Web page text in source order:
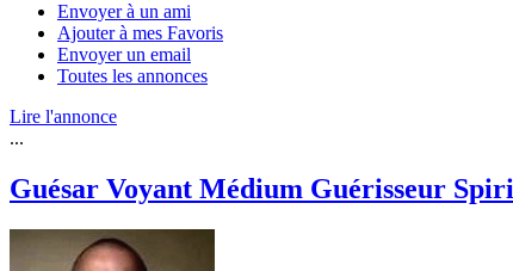
Envoyer à un ami
Ajouter à mes Favoris
Envoyer un email
Toutes les annonces
Lire l'annonce
...
Guésar Voyant Médium Guérisseur